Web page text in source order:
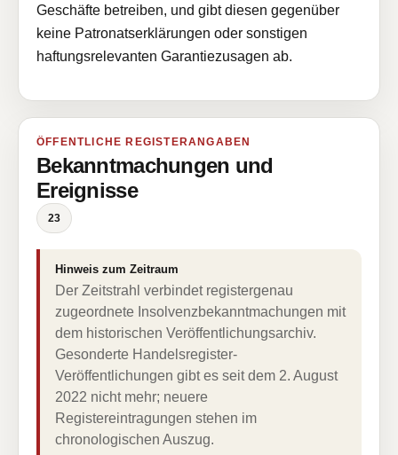
Geschäfte betreiben, und gibt diesen gegenüber
keine Patronatserklärungen oder sonstigen
haftungsrelevanten Garantiezusagen ab.
ÖFFENTLICHE REGISTERANGABEN
Bekanntmachungen und
Ereignisse
23
Hinweis zum Zeitraum
Der Zeitstrahl verbindet registergenau
zugeordnete Insolvenzbekanntmachungen mit
dem historischen Veröffentlichungsarchiv.
Gesonderte Handelsregister-
Veröffentlichungen gibt es seit dem 2. August
2022 nicht mehr; neuere
Registereintragungen stehen im
chronologischen Auszug.